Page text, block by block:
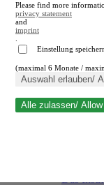
Suche
Please find more
privacy statement
and
imprint
Einstellung
(maximal 6 Monate /
Auswahl erlauben/
Alle zulassen/ Allow